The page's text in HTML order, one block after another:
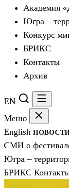
Академия
Югра –
Конкурс
БРИКС
Контакты
Архив
EN
Меню
English
СМИ о
Югра –
БРИКС